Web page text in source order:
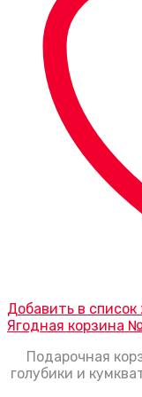
Добавить в
Ягодная корзина
Подарочная
голубики и